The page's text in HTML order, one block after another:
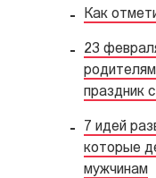
Как
23
праздник
7 идей
которые
мужчинам